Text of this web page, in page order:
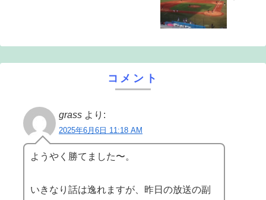
コメント
grass より:
2025年6月6日 11:18 AM
ようやく勝てました〜。
いきなり話は逸れますが、昨日の放送の副